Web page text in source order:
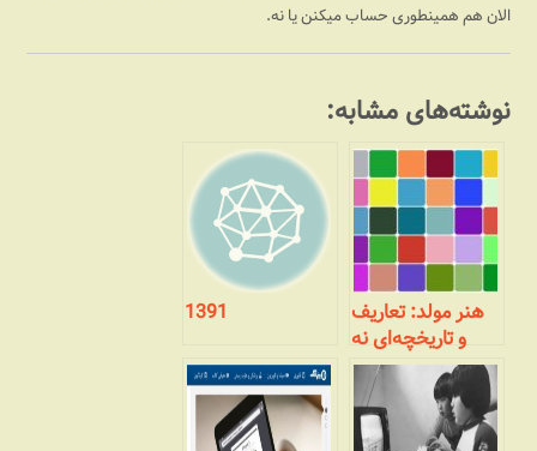
الان هم همینطوری حساب میکنن یا نه.
نوشته‌های مشابه:
هنر مولد: تعاریف
و تاریخچه‌ای نه
چندان مختصر
1391